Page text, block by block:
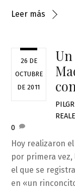
Leer más
26 DE
OCTUBRE
DE 2011
0
Hoy realizaron
por primera
el que se
en «un